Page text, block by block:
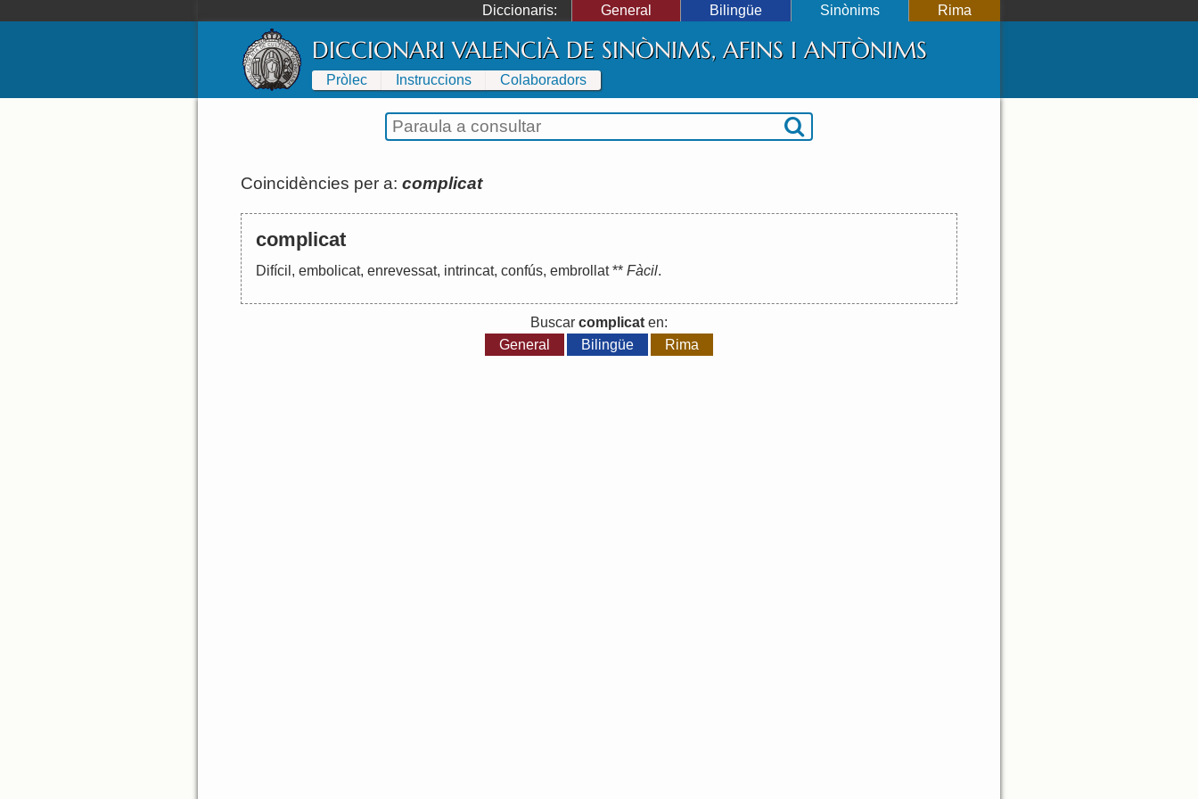
Diccionaris: General Bilingüe Sinònims Rima
DICCIONARI VALENCIÀ DE SINÒNIMS, AFINS I ANTÒNIMS
Pròlec Instruccions Colaboradors
Coincidències per a: complicat
complicat
Difícil , embolicat, enrevessat, intrincat, confús, embrollat** Fàcil.
Buscar complicat en:
General
Bilingüe Rima